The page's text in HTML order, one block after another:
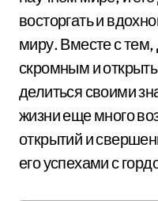
восторгать и
миру. Вместе с
скромным и
делиться своими
жизни еще много
открытий и
его успехами с